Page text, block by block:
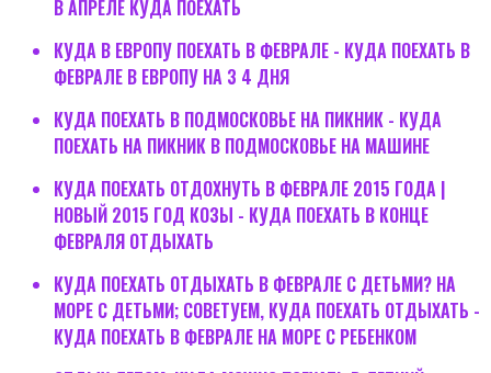
В АПРЕЛЕ КУДА ПОЕХАТЬ
КУДА В ЕВРОПУ ПОЕХАТЬ В ФЕВРАЛЕ - КУДА ПОЕХАТЬ В
ФЕВРАЛЕ В ЕВРОПУ НА 3 4 ДНЯ
КУДА ПОЕХАТЬ В ПОДМОСКОВЬЕ НА ПИКНИК - КУДА
ПОЕХАТЬ НА ПИКНИК В ПОДМОСКОВЬЕ НА МАШИНЕ
КУДА ПОЕХАТЬ ОТДОХНУТЬ В ФЕВРАЛЕ 2015 ГОДА |
НОВЫЙ 2015 ГОД КОЗЫ - КУДА ПОЕХАТЬ В КОНЦЕ
ФЕВРАЛЯ ОТДЫХАТЬ
КУДА ПОЕХАТЬ ОТДЫХАТЬ В ФЕВРАЛЕ С ДЕТЬМИ? НА
МОРЕ С ДЕТЬМИ; СОВЕТУЕМ, КУДА ПОЕХАТЬ ОТДЫХАТЬ -
КУДА ПОЕХАТЬ В ФЕВРАЛЕ НА МОРЕ С РЕБЕНКОМ